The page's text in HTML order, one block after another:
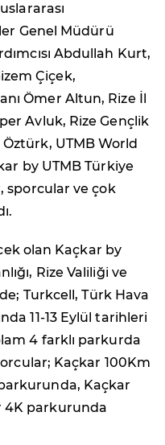
Genel Müdürü
Abdullah Kurt,
Çiçek,
Ömer Altun, Rize İl
Avluk, Rize Gençlik
UTMB World
by UTMB Türkiye
sporcular ve çok
olan Kaçkar by
Rize Valiliği ve
Turkcell, Türk Hava
11-13 Eylül tarihleri
4 farklı parkurda
Kaçkar 100Km
Kaçkar
4K parkurunda